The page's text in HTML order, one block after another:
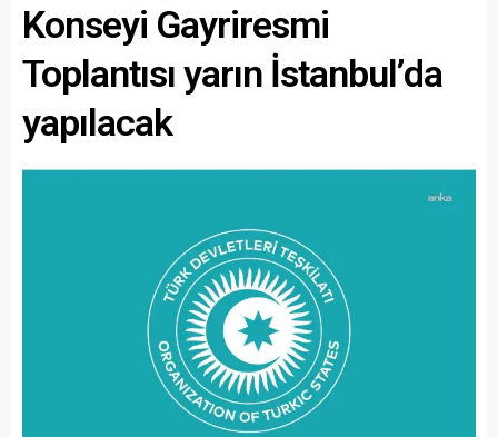
Konseyi Gayriresmi
Toplantısı yarın İstanbul’da
yapılacak